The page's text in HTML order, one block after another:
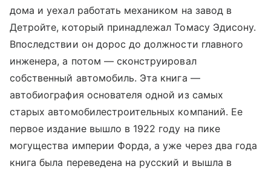
дома и уехал работать механиком на завод в
Детройте, который принадлежал Томасу Эдисону.
Впоследствии он дорос до должности главного
инженера, а потом — сконструировал
собственный автомобиль. Эта книга —
автобиография основателя одной из самых
старых автомобилестроительных компаний. Ее
первое издание вышло в 1922 году на пике
могущества империи Форда, а уже через два года
книга была переведена на русский и вышла в